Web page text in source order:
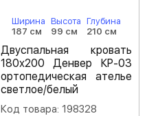
Ширина
187 см
Высота
99 см
Глубина
210 см
Двуспальная кровать
180х200 Денвер КР-03
ортопедическая ателье
светлое/белый
Код товара: 198328